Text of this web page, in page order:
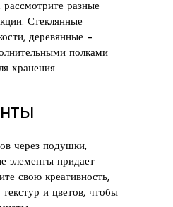
разные
Стеклянные
деревянные –
полками
хранения.
через подушки,
элементы придает
свою креативность,
и цветов, чтобы